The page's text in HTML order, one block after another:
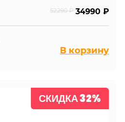
52290 ₽ 34990 ₽
В корзину
СКИДКА 32%